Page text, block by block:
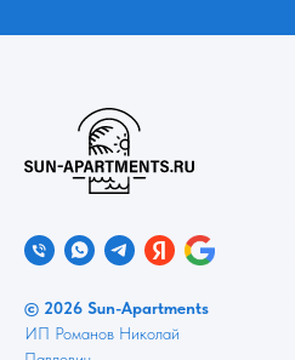
© 2026 Sun-Apartments
ИП Романов Николай